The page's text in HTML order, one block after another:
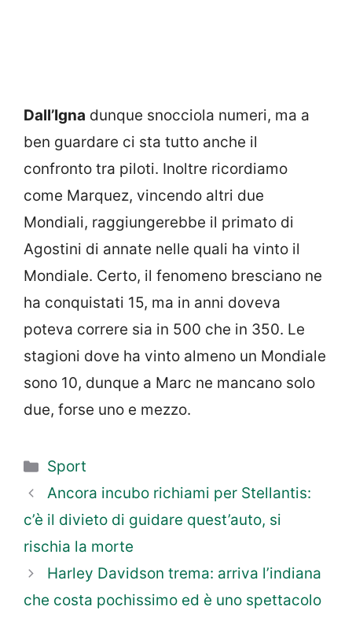
Dall’Igna dunque snocciola numeri, ma a
ben guardare ci sta tutto anche il
confronto tra piloti. Inoltre ricordiamo
come Marquez, vincendo altri due
Mondiali, raggiungerebbe il primato di
Agostini di annate nelle quali ha vinto il
Mondiale. Certo, il fenomeno bresciano ne
ha conquistati 15, ma in anni doveva
poteva correre sia in 500 che in 350. Le
stagioni dove ha vinto almeno un Mondiale
sono 10, dunque a Marc ne mancano solo
due, forse uno e mezzo.
Categorie
Sport
Ancora incubo richiami per Stellantis:
c’è il divieto di guidare quest’auto, si
rischia la morte
Harley Davidson trema: arriva l’indiana
che costa pochissimo ed è uno spettacolo